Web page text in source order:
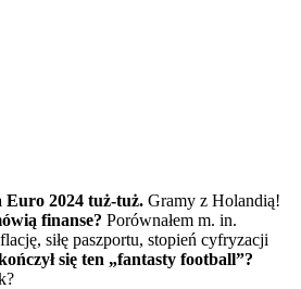
Euro 2024 tuż-tuż. Gramy z Holandią!
finanse? Porównałem m. in.
siłę paszportu, stopień cyfryzacji
się ten „fantasty football”?